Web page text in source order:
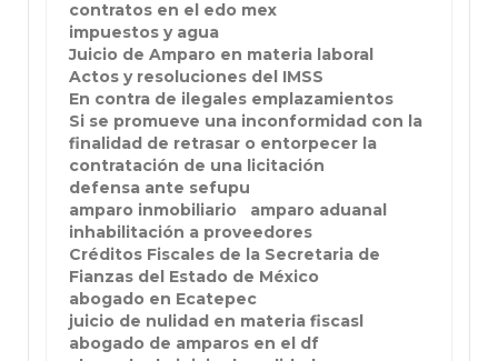
contratos en el edo mex
impuestos y agua
Juicio de Amparo en materia laboral
Actos y resoluciones del IMSS
En contra de ilegales emplazamientos
Si se promueve una inconformidad con la
finalidad de retrasar o entorpecer la
contratación de una licitación
defensa ante sefupu
amparo inmobiliario
amparo aduanal
inhabilitación a proveedores
Créditos Fiscales de la Secretaria de
Fianzas del Estado de México
abogado en Ecatepec
juicio de nulidad en materia fiscasl
abogado de amparos en el df